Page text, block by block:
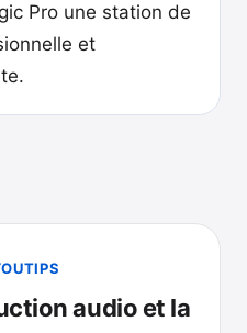
Pro une station de
et
audio et la